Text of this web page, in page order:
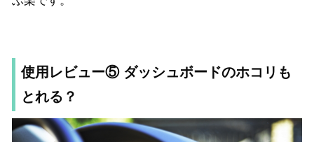
使用レビュー⑤ ダッシュボードのホコリも
とれる？